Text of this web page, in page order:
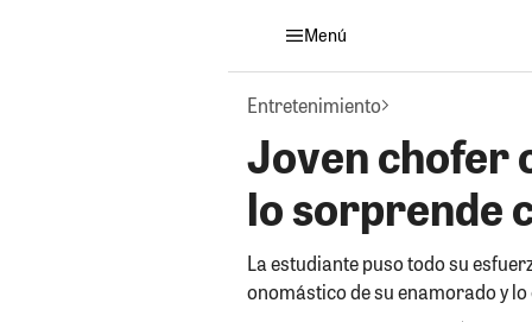
Menú
Entretenimiento
Joven chofer
lo sorprende
La estudiante puso todo su
onomástico de su enamorado y